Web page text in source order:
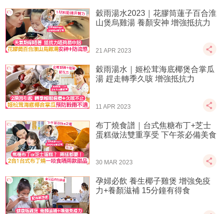
穀雨湯水2023｜花膠筒蓮子百合淮
山煲烏雞湯 養顏安神 增強抵抗力
21 APR 2023
穀雨湯水｜姬松茸海底椰煲合掌瓜
湯 趕走轉季久咳 增強抵抗力
11 APR 2023
布丁燒食譜｜台式焦糖布丁+芝士
蛋糕做法雙重享受 下午茶必備美食
30 MAR 2023
孕婦必飲 養生椰子雞煲 增強免疫
力+養顏滋補 15分鐘有得食